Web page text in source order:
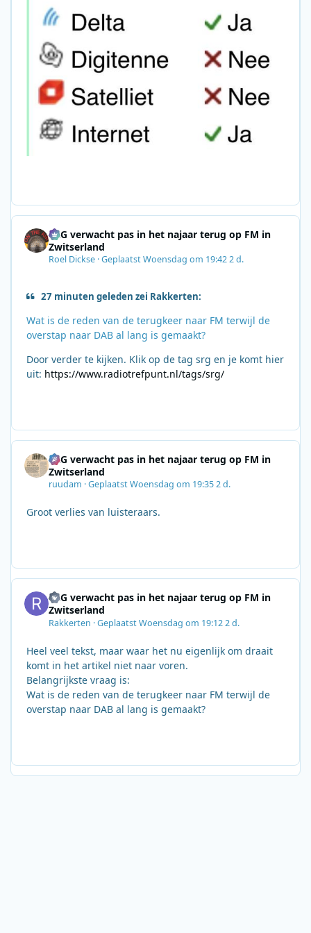
SRG verwacht pas in het najaar terug op FM in
Zwitserland
Roel Dickse ·GeplaatstWoensdag om 19:422 d.
27 minuten geleden zei Rakkerten:
Wat is de reden van de terugkeer naar FM terwijl de
overstap naar DAB al lang is gemaakt?
Door verder te kijken. Klik op de tag srg en je komt hier
uit: https://www.radiotrefpunt.nl/tags/srg/
SRG verwacht pas in het najaar terug op FM in
Zwitserland
ruudam ·GeplaatstWoensdag om 19:352 d.
Groot verlies van luisteraars.
SRG verwacht pas in het najaar terug op FM in
Zwitserland
Rakkerten ·GeplaatstWoensdag om 19:122 d.
Heel veel tekst, maar waar het nu eigenlijk om draait
komt in het artikel niet naar voren.
Belangrijkste vraag is:
Wat is de reden van de terugkeer naar FM terwijl de
overstap naar DAB al lang is gemaakt?